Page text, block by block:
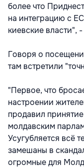
более что
на интеграцию с
киевские власти", -
Говоря о
там встретили
"Первое, что
настроении
продавил
молдавским
Усугубляется всё
замешаны в
огромные для